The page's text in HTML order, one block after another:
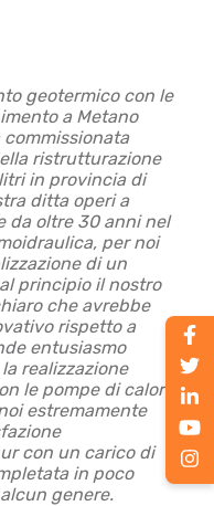
geotermico con le
a Metano
commissionata
ristrutturazione
in provincia di
ditta operi a
da oltre 30 anni nel
per noi
di un
principio il nostro
che avrebbe
rispetto a
entusiasmo
realizzazione
le pompe di calore
estremamente
con un carico di
in poco
genere.